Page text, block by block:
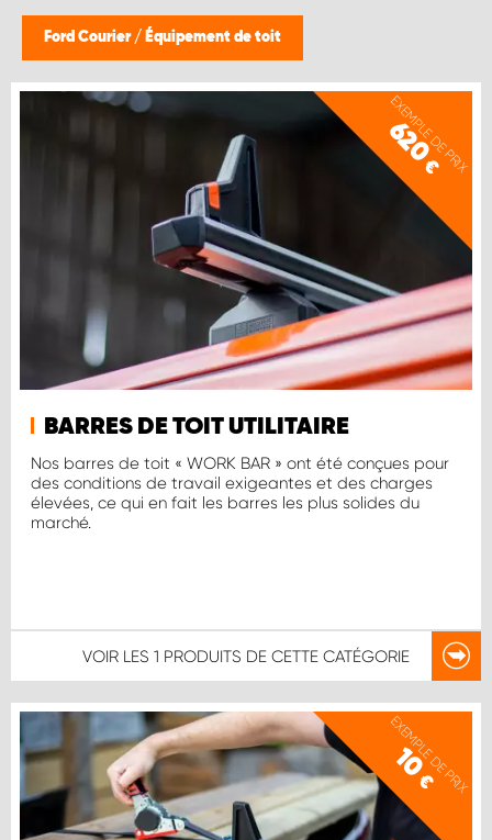
Ford Courier / Équipement de toit
EXEMPLE DE PRIX
620
€
BARRES DE TOIT UTILITAIRE
Nos barres de toit « WORK BAR » ont été conçues pour
des conditions de travail exigeantes et des charges
élevées, ce qui en fait les barres les plus solides du
marché.
VOIR LES 1 PRODUITS DE CETTE CATÉGORIE
EXEMPLE DE PRIX
10
€
WORK SYSTEM WEST BY PRO-VAN